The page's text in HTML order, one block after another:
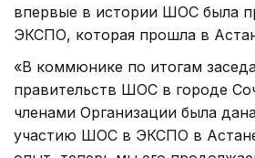
впервые в истории ШОС была
ЭКСПО, которая прошла в
«В коммюнике по итогам
правительств ШОС в городе
членами Организации была
участию ШОС в ЭКСПО в